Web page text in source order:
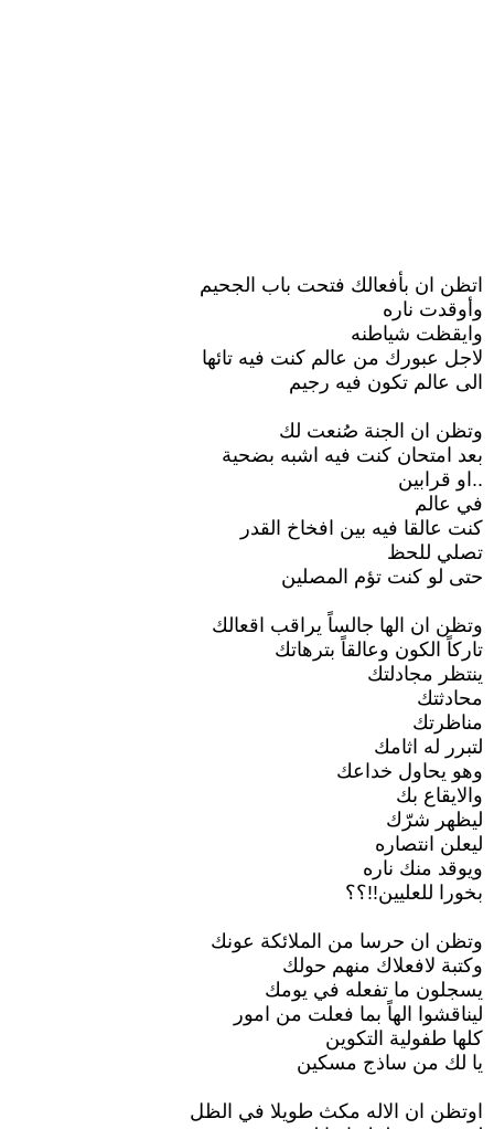
اتظن ان بأفعالك فتحت باب الجحيم
وأوقدت ناره
وايقظت شياطنه
لاجل عبورك من عالم كنت فيه تائها
الى عالم تكون فيه رجيم
وتظن ان الجنة صُنعت لك
بعد امتحان كنت فيه اشبه بضحية
..او قرابين
في عالم
كنت عالقا فيه بين افخاخ القدر
تصلي للحظ
حتى لو كنت تؤم المصلين
وتظن ان الها جالساً يراقب اقعالك
تاركاً الكون وعالقاً بترهاتك
ينتظر مجادلتك
محادثتك
مناظرتك
لتبرر له اثامك
وهو يحاول خداعك
والايقاع بك
ليظهر شرّك
ليعلن انتصاره
ويوقد منك ناره
بخورا للعليين!!؟؟
وتظن ان حرسا من الملائكة عونك
وكتبة لافعلاك منهم حولك
يسجلون ما تفعله في يومك
ليناقشوا الهاً بما فعلت من امور
كلها طفولية التكوين
يا لك من ساذج مسكين
اوتظن ان الاله مكث طويلا في الظل